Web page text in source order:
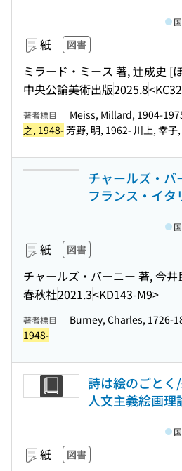
紙 図書
ミラード・ミース 著, 辻成史 [
中央公論美術出版2025.8
著者標目 Meiss, Millard, 1904-
之, 1948-芳野, 明, 1962- 川上, 幸子
チャールズ・バ
フランス・イタ
紙 図書
チャールズ・バーニー 著, 今
春秋社2021.3<KD143-M9>
著者標目 Burney, Charles, 1726-
1948-
詩は絵のごとく
人文主義絵画理
紙 図書